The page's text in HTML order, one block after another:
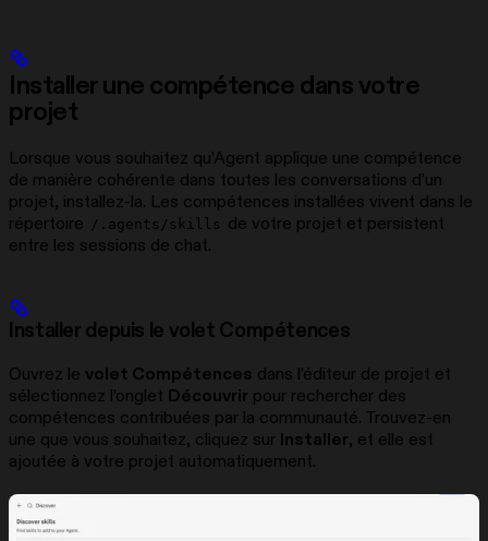
Installer une compétence dans votre
projet
Lorsque vous souhaitez qu’Agent applique une compétence
de manière cohérente dans toutes les conversations d’un
projet, installez-la. Les compétences installées vivent dans le
répertoire /.agents/skills de votre projet et persistent
entre les sessions de chat.
Installer depuis le volet Compétences
Ouvrez le volet Compétences dans l’éditeur de projet et
sélectionnez l’onglet Découvrir pour rechercher des
compétences contribuées par la communauté. Trouvez-en
une que vous souhaitez, cliquez sur Installer, et elle est
ajoutée à votre projet automatiquement.